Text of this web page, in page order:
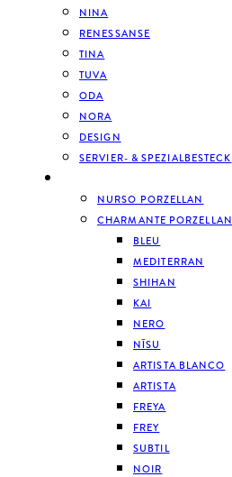
NINA
RENESSANSE
TINA
TUVA
ODA
NORA
DESIGN
SERVIER- & SPEZIALBESTECK
NURSO PORZELLAN
CHARMANTE PORZELLAN
BLEU
MEDITERRAN
SHIHAN
KAI
NERO
NĪSU
ARTISTA BLANCO
ARTISTA
FREYA
FREY
SUBTIL
NOIR